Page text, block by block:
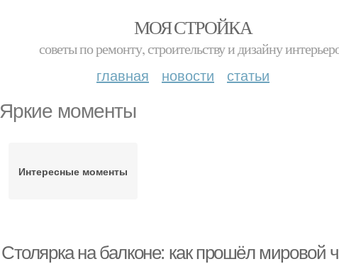
МОЯ СТРОЙКА
советы по ремонту, строительству и дизайну
главная новости статьи
Яркие моменты
Интересные моменты
Столярка на балконе: как прошёл мировой